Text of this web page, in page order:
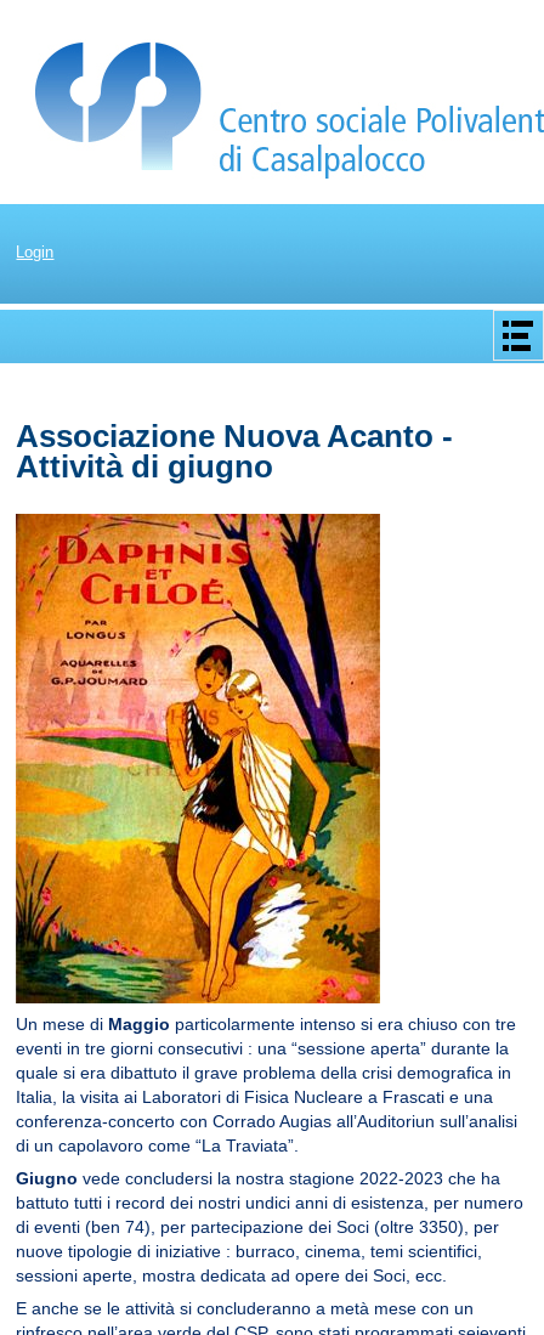
Login
Apri/
menu
Associazione Nuova Acanto -
Attività di giugno
Un mese di Maggio particolarmente intenso si era chiuso con tre
eventi in tre giorni consecutivi : una “sessione aperta” durante la
quale si era dibattuto il grave problema della crisi demografica in
Italia, la visita ai Laboratori di Fisica Nucleare a Frascati e una
conferenza-concerto con Corrado Augias all’Auditoriun sull’analisi
di un capolavoro come “La Traviata”.
Giugnovede concludersi la nostra stagione 2022-2023 che ha
battuto tutti i record dei nostri undici anni di esistenza, per numero
di eventi (ben 74), per partecipazione dei Soci (oltre 3350), per
nuove tipologie di iniziative : burraco, cinema, temi scientifici,
sessioni aperte, mostra dedicata ad opere dei Soci, ecc.
E anche se le attività si concluderanno a metà mese con un